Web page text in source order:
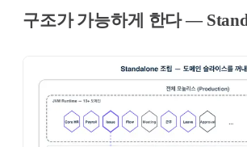
구조가 가능하게 한다 —